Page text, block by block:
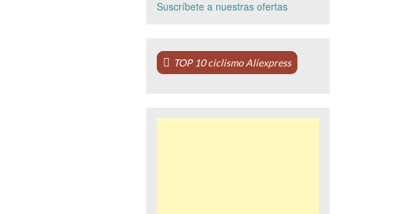
Suscríbete a nuestras ofertas
TOP 10 ciclismo Aliexpress